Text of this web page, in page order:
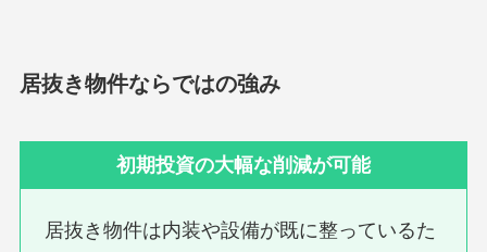
居抜き物件ならではの強み
初期投資の大幅な削減が可能
居抜き物件は内装や設備が既に整っているた